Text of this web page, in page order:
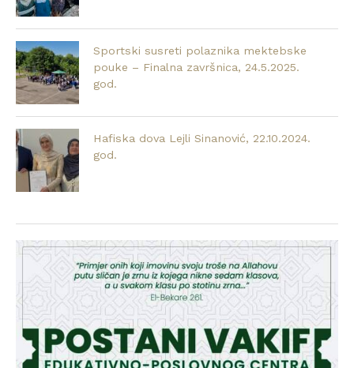
Sportski susreti polaznika mektebske
pouke – Finalna završnica, 24.5.2025.
god.
Hafiska dova Lejli Sinanović, 22.10.2024.
god.